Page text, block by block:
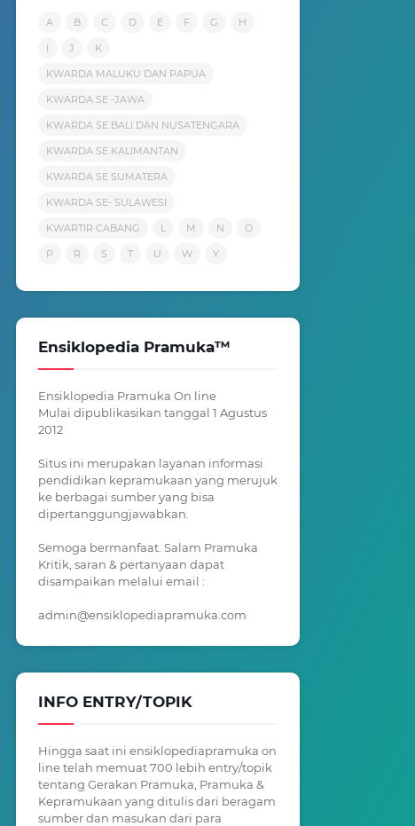
A B C D E F G H
I J K
KWARDA MALUKU DAN PAPUA
KWARDA SE -JAWA
KWARDA SE BALI DAN NUSATENGARA
KWARDA SE KALIMANTAN
KWARDA SE SUMATERA
KWARDA SE- SULAWESI
KWARTIR CABANG L M N O
P R S T U W Y
Ensiklopedia Pramuka™
Ensiklopedia Pramuka On line
Mulai dipublikasikan tanggal 1 Agustus
2012
Situs ini merupakan layanan informasi
pendidikan kepramukaan yang merujuk
ke berbagai sumber yang bisa
dipertanggungjawabkan.
Semoga bermanfaat. Salam Pramuka
Kritik, saran & pertanyaan dapat
disampaikan melalui email :
admin@ensiklopediapramuka.com
INFO ENTRY/TOPIK
Hingga saat ini ensiklopediapramuka on
line telah memuat 700 lebih entry/topik
tentang Gerakan Pramuka, Pramuka &
Kepramukaan yang ditulis dari beragam
sumber dan masukan dari para